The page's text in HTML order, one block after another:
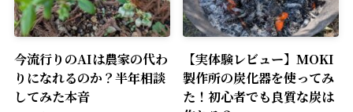
今流行りのAIは農家の代わ
りになれるのか？半年相談
してみた本音
【実体験レビュー】MOKI
製作所の炭化器を使ってみ
た！初心者でも良質な炭は